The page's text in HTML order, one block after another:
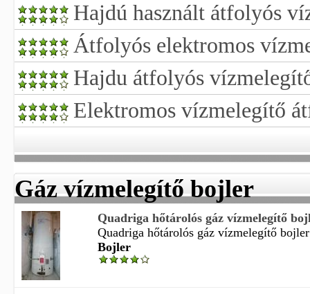
Hajdú használt átfolyós
Átfolyós elektromos
Hajdu átfolyós
Elektromos vízmelegítő
Gáz vízmelegítő bojler
Quadriga hőtárolós gáz vízmelegítő
Quadriga hőtárolós gáz vízmelegítő
Bojler